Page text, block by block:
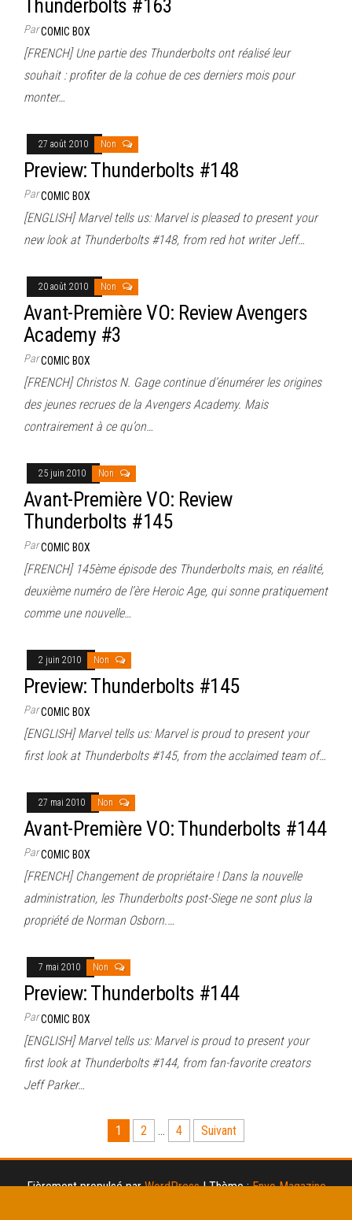
Thunderbolts #163
ParCOMIC BOX
[FRENCH] Une partie des Thunderbolts ont réalisé leur
souhait : profiter de la cohue de ces derniers mois pour
monter…
27 août 2010 Non
Preview: Thunderbolts #148
ParCOMIC BOX
[ENGLISH] Marvel tells us: Marvel is pleased to present your
new look at Thunderbolts #148, from red hot writer Jeff…
20 août 2010 Non
Avant-Première VO: Review Avengers
Academy #3
ParCOMIC BOX
[FRENCH] Christos N. Gage continue d’énumérer les origines
des jeunes recrues de la Avengers Academy. Mais
contrairement à ce qu’on…
25 juin 2010 Non
Avant-Première VO: Review
Thunderbolts #145
ParCOMIC BOX
[FRENCH] 145ème épisode des Thunderbolts mais, en réalité,
deuxième numéro de l’ère Heroic Age, qui sonne pratiquement
comme une nouvelle…
2 juin 2010 Non
Preview: Thunderbolts #145
ParCOMIC BOX
[ENGLISH] Marvel tells us: Marvel is proud to present your
first look at Thunderbolts #145, from the acclaimed team of…
27 mai 2010 Non
Avant-Première VO: Thunderbolts #144
ParCOMIC BOX
[FRENCH] Changement de propriétaire ! Dans la nouvelle
administration, les Thunderbolts post-Siege ne sont plus la
propriété de Norman Osborn.…
7 mai 2010 Non
Preview: Thunderbolts #144
ParCOMIC BOX
[ENGLISH] Marvel tells us: Marvel is proud to present your
first look at Thunderbolts #144, from fan-favorite creators
Jeff Parker…
des
publications
1 2 … 4 Suivant
Fièrement propulsé parWordPress |Thème :Envo Magazine